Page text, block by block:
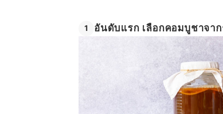
1 อันดับแรก เลือกคอมบูชาจา